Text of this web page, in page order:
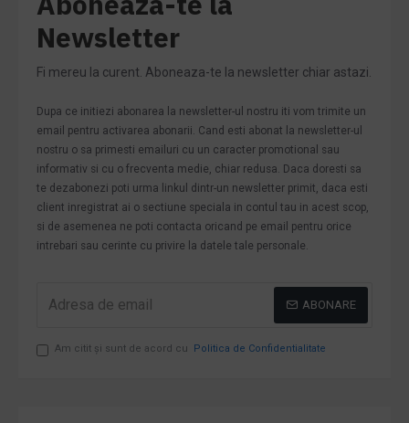
Newsletter
Fi mereu la curent. Aboneaza-te la newsletter chiar astazi.
Dupa ce initiezi abonarea la newsletter-ul nostru iti vom trimite un
email pentru activarea abonarii. Cand esti abonat la newsletter-ul
nostru o sa primesti emailuri cu un caracter promotional sau
informativ si cu o frecventa medie, chiar redusa. Daca doresti sa
te dezabonezi poti urma linkul dintr-un newsletter primit, daca esti
client inregistrat ai o sectiune speciala in contul tau in acest scop,
si de asemenea ne poti contacta oricand pe email pentru orice
intrebari sau cerinte cu privire la datele tale personale.
ABONARE
Am citit şi sunt de acord cu Politica de Confidentialitate